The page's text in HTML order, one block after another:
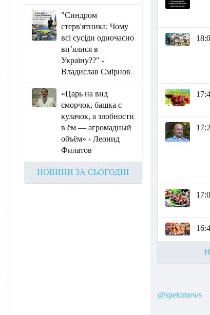
"Синдром
стерв'ятника: Чому
всі сусіди одночасно
вп’ялися в
Україну??" -
Владислав Смірнов
«Царь на вид
сморчок, башка с
кулачок, а злобности
в ём — агромадный
объём» - Леонид
Филатов
НОВИНИ ЗА СЬОГОДНІ
@spektrnews